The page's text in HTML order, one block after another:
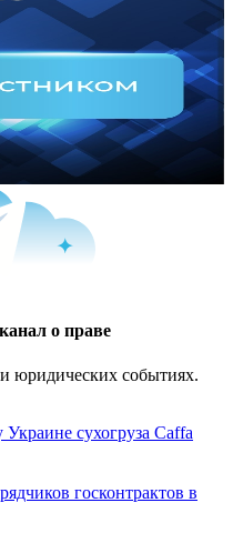
о праве
юридических событиях.
сухогруза Caffa
госконтрактов в